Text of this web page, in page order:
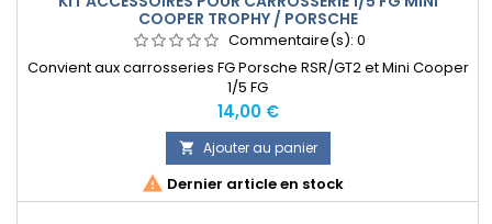
COOPER TROPHY / PORSCHE
Commentaire(s): 0
Convient aux carrosseries FG Porsche RSR/GT2 et Mini Cooper
1/5 FG
Prix
14,00 €
 Ajouter au panier
 Dernier article en stock